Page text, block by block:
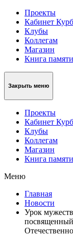
Проекты
Кабинет
Клубы
Коллегам
Магазин
Книга памяти
Закрыть меню
Проекты
Кабинет
Клубы
Коллегам
Магазин
Книга памяти
Меню
Главная
Новости
Урок
посвященный